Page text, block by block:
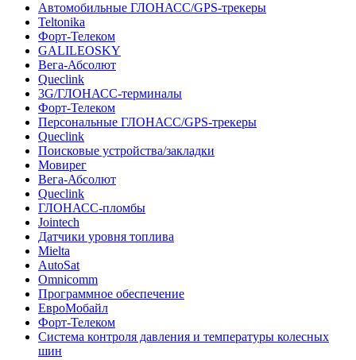
Автомобильные ГЛОНАСС/GPS-трекеры
Teltonika
Форт-Телеком
GALILEOSKY
Вега-Абсолют
Queclink
3G/ГЛОНАСС-терминалы
Форт-Телеком
Персональные ГЛОНАСС/GPS-трекеры
Queclink
Поисковые устройства/закладки
Мовирег
Вега-Абсолют
Queclink
ГЛОНАСС-пломбы
Jointech
Датчики уровня топлива
Mielta
AutoSat
Omnicomm
Программное обеспечение
ЕвроМобайл
Форт-Телеком
Система контроля давления и температуры колесных
шин